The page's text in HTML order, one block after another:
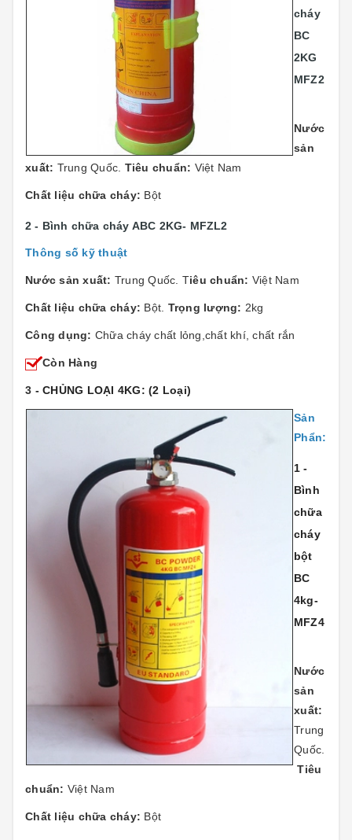
cháy
BC
2KG
MFZ2
Nước
sản
xuất: Trung Quốc. Tiêu chuẩn: Việt Nam
Chất liệu chữa cháy: Bột
2 - Bình chữa cháy ABC 2KG- MFZL2
Thông số kỹ thuật
Nước sản xuất: Trung Quốc. Tiêu chuẩn: Việt Nam
Chất liệu chữa cháy: Bột. Trọng lượng: 2kg
Công dụng: Chữa cháy chất lỏng,chất khí, chất rắn
Còn Hàng
3 - CHỦNG LOẠI 4KG: (2 Loại)
Sản
Phẩn:
1 -
Bình
chữa
cháy
bột
BC
4kg-
MFZ4
Nước
sản
xuất:
Trung
Quốc.
Tiêu
chuẩn: Việt Nam
Chất liệu chữa cháy: Bột